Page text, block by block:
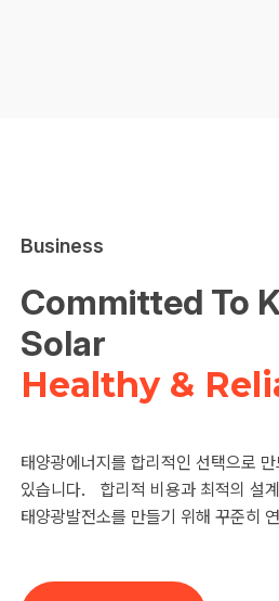
Business
Committed To
Solar
Healthy &
태양광에너지를 합리적인 선택으로
있습니다. 합리적 비용과 최적의 설
태양광발전소를 만들기 위해 꾸준히